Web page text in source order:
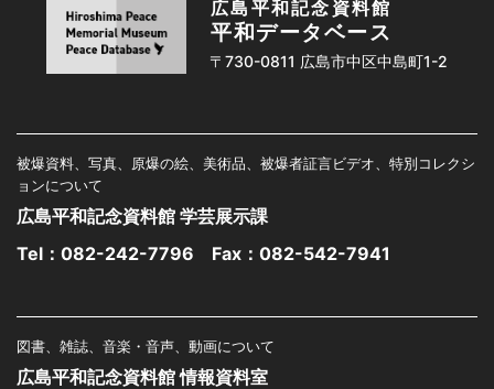
広島平和記念資料館
平和データベース
〒730-0811 広島市中区中島町1-2
被爆資料、写真、原爆の絵、美術品、被爆者証言ビデオ、特別コレクシ
ョンについて
広島平和記念資料館 学芸展示課
Tel： 082-242-7796 Fax：082-542-7941
図書、雑誌、音楽・音声、動画について
広島平和記念資料館 情報資料室